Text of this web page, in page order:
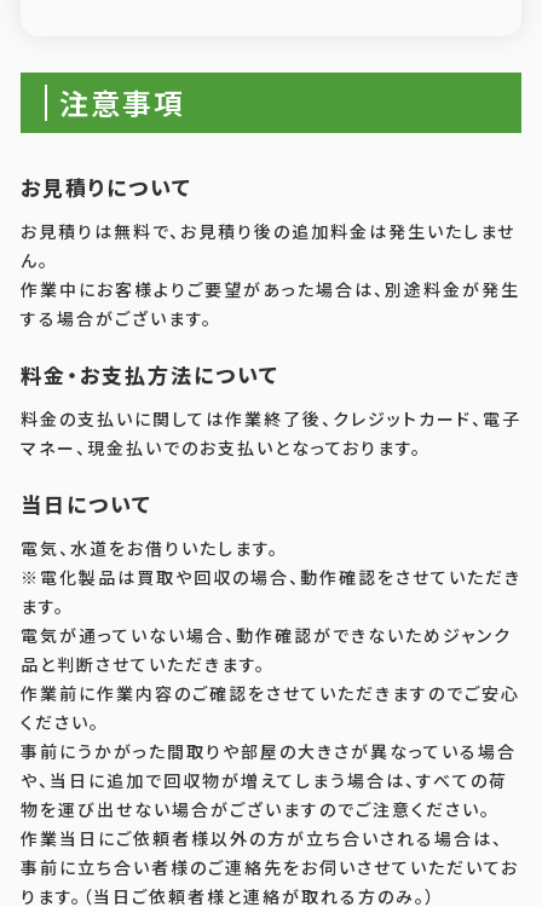
注意事項
お見積りについて
お見積りは無料で、お見積り後の追加料金は発生いたしませ
ん。
作業中にお客様よりご要望があった場合は、別途料金が発生
する場合がございます。
料金・お支払方法について
料金の支払いに関しては作業終了後、クレジットカード、電子
マネー、現金払いでのお支払いとなっております。
当日について
電気、水道をお借りいたします。
※電化製品は買取や回収の場合、動作確認をさせていただき
ます。
電気が通っていない場合、動作確認ができないためジャンク
品と判断させていただきます。
作業前に作業内容のご確認をさせていただきますのでご安心
ください。
事前にうかがった間取りや部屋の大きさが異なっている場合
や、当日に追加で回収物が増えてしまう場合は、すべての荷
物を運び出せない場合がございますのでご注意ください。
作業当日にご依頼者様以外の方が立ち合いされる場合は、
事前に立ち合い者様のご連絡先をお伺いさせていただいてお
ります。（当日ご依頼者様と連絡が取れる方のみ。）